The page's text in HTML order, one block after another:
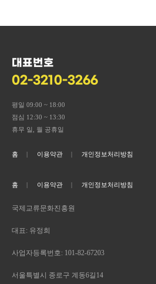
대표번호
02-3210-3266
평일 09:00 ~ 18:00
점심 12:30 ~ 13:30
휴무 일, 월 공휴일
홈 이용약관 개인정보처리방침
홈 이용약관 개인정보처리방침
국제교류문화진흥원
대표: 유정희
사업자등록번호: 101-82-67203
서울특별시 종로구 계동6길14